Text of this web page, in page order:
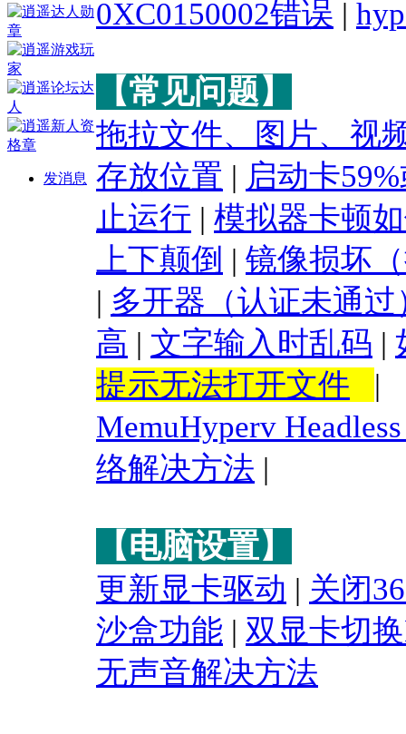
发消息
0XC0150002错误 |
【常见问题】
拖拉文件、图片、视
存放位置 | 启动卡
止运行 | 模拟器卡顿
上下颠倒 | 镜像损坏
| 多开器（认证未通过
高 | 文字输入时乱码 |
提示无法打开文件
|
MemuHyperv
络解决方法 |
【电脑设置】
更新显卡驱动 | 关闭
沙盒功能 | 双显卡切
无声音解决方法